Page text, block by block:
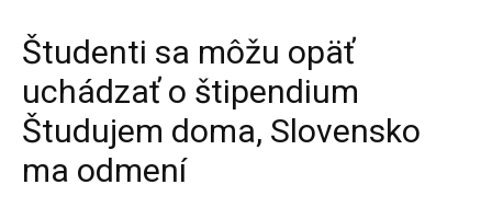
Študenti sa môžu opäť
uchádzať o štipendium
Študujem doma, Slovensko
ma odmení